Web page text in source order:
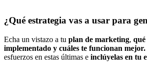
¿Qué estrategia vas a usar para
Echa un vistazo a tu plan de marketing, qué
implementado y cuáles te funcionan mejor.
esfuerzos en estas últimas e inclúyelas en tu